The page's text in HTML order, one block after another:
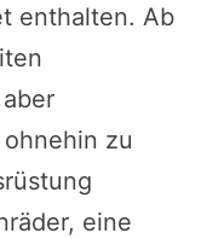
enthalten. Ab
zu
eine